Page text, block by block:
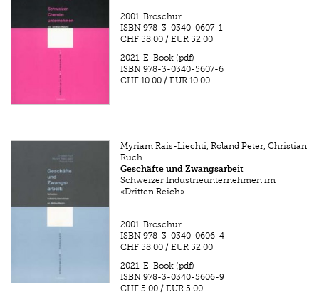
2001. Broschur
ISBN 978-3-0340-0607-1
CHF 58.00 /EUR 52.00
2021. E-Book (pdf)
ISBN 978-3-0340-5607-6
CHF 10.00 /EUR 10.00
Myriam Rais-Liechti, Roland Peter, Christian
Ruch
Geschäfte und Zwangsarbeit
Schweizer Industrieunternehmen im
«Dritten Reich»
2001. Broschur
ISBN 978-3-0340-0606-4
CHF 58.00 /EUR 52.00
2021. E-Book (pdf)
ISBN 978-3-0340-5606-9
CHF 5.00 /EUR 5.00